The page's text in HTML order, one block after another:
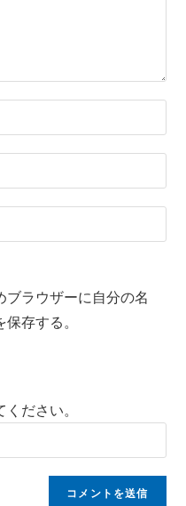
ラウザーに自分の名
存する。
ださい。